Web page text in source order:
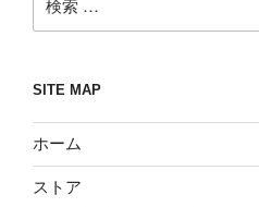
索:
SITE MAP
ホーム
ストア